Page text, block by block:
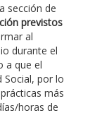
sección de
previstos
al
durante el
a que el
Social, por lo
más
horas de